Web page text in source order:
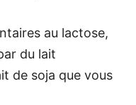
au lactose,
du lait
de soja que vous